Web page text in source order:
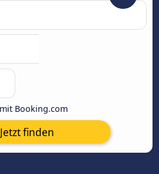
Booking.com
Jetzt finden